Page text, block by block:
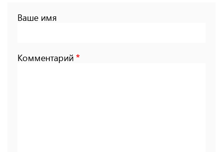
Ваше имя
Комментарий